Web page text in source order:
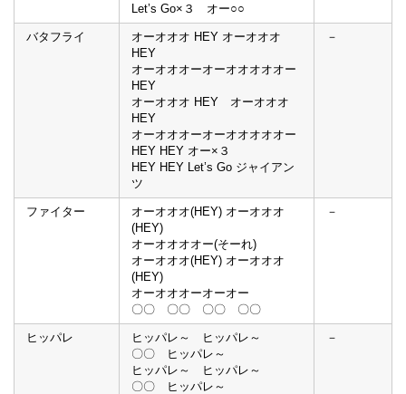
Let’s Go×３ オー○○
バタフライ
オーオオオ HEY オーオオオ
HEY
オーオオオーオーオオオオオー
HEY
オーオオオ HEY オーオオオ
HEY
オーオオオーオーオオオオオー
HEY HEY オー×３
HEY HEY Let’s Go ジャイアン
ツ
－
ファイター
オーオオオ(HEY) オーオオオ
(HEY)
オーオオオオー(そーれ)
オーオオオ(HEY) オーオオオ
(HEY)
オーオオオーオーオー
〇〇 〇〇 〇〇 〇〇
－
ヒッパレ
ヒッパレ～ ヒッパレ～
〇〇 ヒッパレ～
ヒッパレ～ ヒッパレ～
〇〇 ヒッパレ～
－